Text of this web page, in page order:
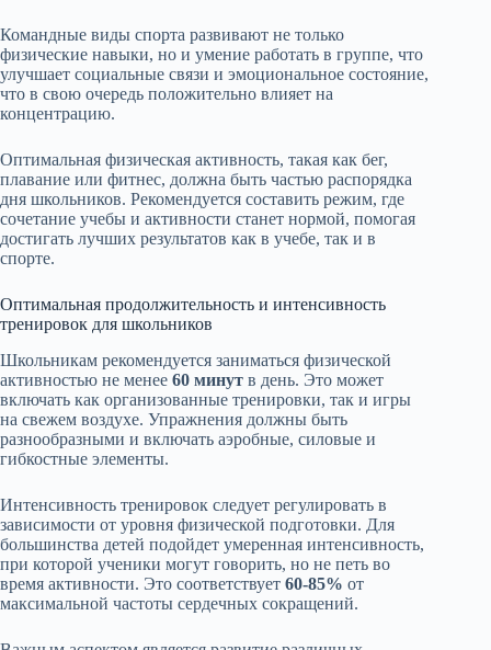
Командные виды спорта развивают не только
физические навыки, но и умение работать в группе, что
улучшает социальные связи и эмоциональное состояние,
что в свою очередь положительно влияет на
концентрацию.
Оптимальная физическая активность, такая как бег,
плавание или фитнес, должна быть частью распорядка
дня школьников. Рекомендуется составить режим, где
сочетание учебы и активности станет нормой, помогая
достигать лучших результатов как в учебе, так и в
спорте.
Оптимальная продолжительность и интенсивность
тренировок для школьников
Школьникам рекомендуется заниматься физической
активностью не менее 60 минут в день. Это может
включать как организованные тренировки, так и игры
на свежем воздухе. Упражнения должны быть
разнообразными и включать аэробные, силовые и
гибкостные элементы.
Интенсивность тренировок следует регулировать в
зависимости от уровня физической подготовки. Для
большинства детей подойдет умеренная интенсивность,
при которой ученики могут говорить, но не петь во
время активности. Это соответствует 60-85% от
максимальной частоты сердечных сокращений.